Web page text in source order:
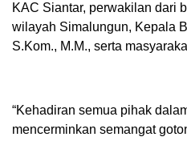
KAC Siantar, perwakilan dari
wilayah Simalungun, Kepala
S.Kom., M.M., serta
“Kehadiran semua pihak
mencerminkan semangat